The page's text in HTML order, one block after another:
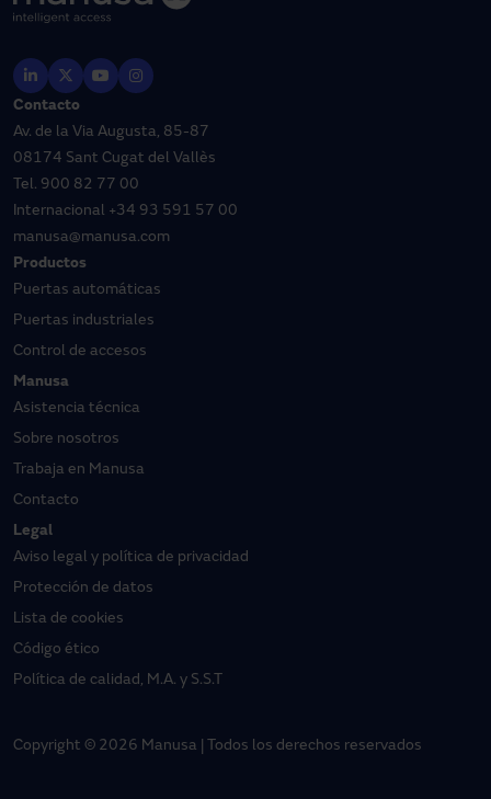
Contacto
Av. de la Via Augusta, 85-87
08174 Sant Cugat del Vallès
Tel. 900 82 77 00
Internacional +34 93 591 57 00
manusa@manusa.com
Productos
Puertas automáticas
Puertas industriales
Control de accesos
Manusa
Asistencia técnica
Sobre nosotros
Trabaja en Manusa
Contacto
Legal
Aviso legal y política de privacidad
Protección de datos
Lista de cookies
Código ético
Política de calidad, M.A. y S.S.T
Copyright © 2026 Manusa | Todos los derechos reservados